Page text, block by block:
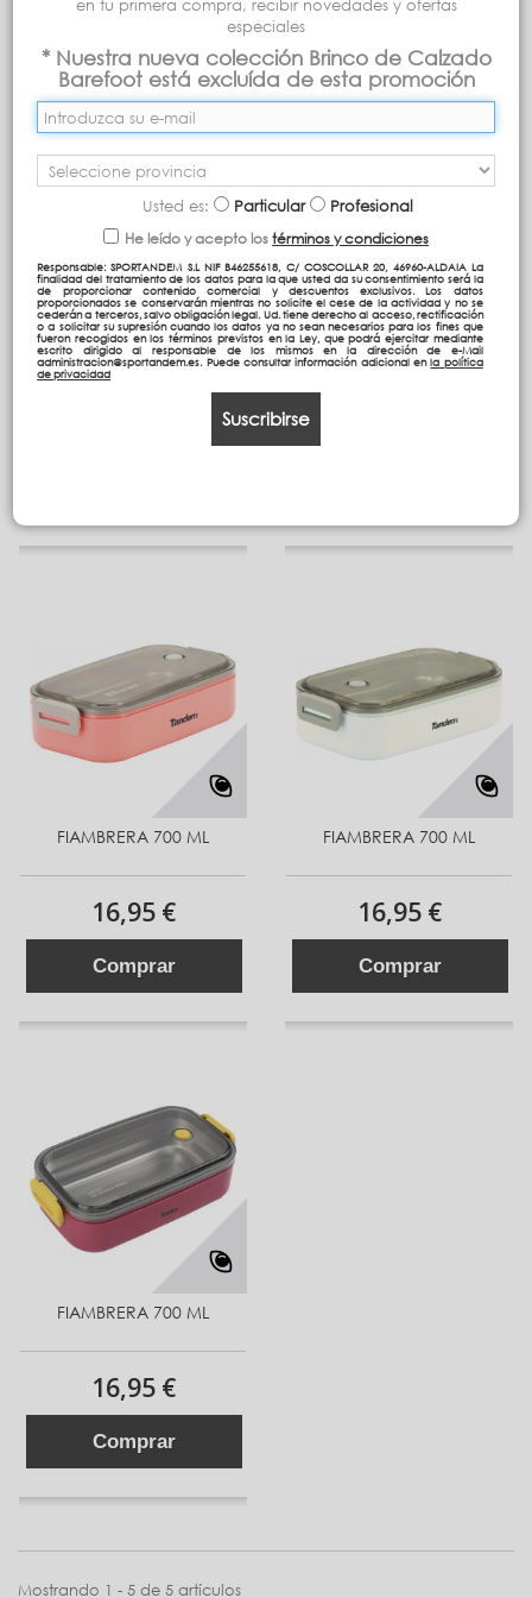
en tu primera compra, recibir novedades y ofertas
especiales
* Nuestra nueva colección Brinco de Calzado
Barefoot está excluída de esta promoción
Usted es: Particular Profesional
He leído y acepto los términos y condiciones
Responsable: SPORTANDEM S.L NIF B46255618, C/ COSCOLLAR 20, 46960-ALDAIA La
finalidad del tratamiento de los datos para la que usted da su consentimiento será la
de proporcionar contenido comercial y descuentos exclusivos. Los datos
proporcionados se conservarán mientras no solicite el cese de la actividad y no se
cederán a terceros, salvo obligación legal. Ud. tiene derecho al acceso, rectificación
o a solicitar su supresión cuando los datos ya no sean necesarios para los fines que
fueron recogidos en los términos previstos en la Ley, que podrá ejercitar mediante
escrito dirigido al responsable de los mismos en la dirección de e-Mail
administracion@sportandem.es. Puede consultar información adicional enla política
de privacidad
Suscribirse
Mostrando 1 - 5 de 5 artículos
FIAMBRERA ACERO INOX.
550 ML
FIAMBRERA ACERO INOX.
FIAMBRERA 700 ML
16,95 €
Comprar
FIAMBRERA 700 ML
16,95 €
Comprar
FIAMBRERA 700 ML
16,95 €
Comprar
Mostrando 1 - 5 de 5 artículos